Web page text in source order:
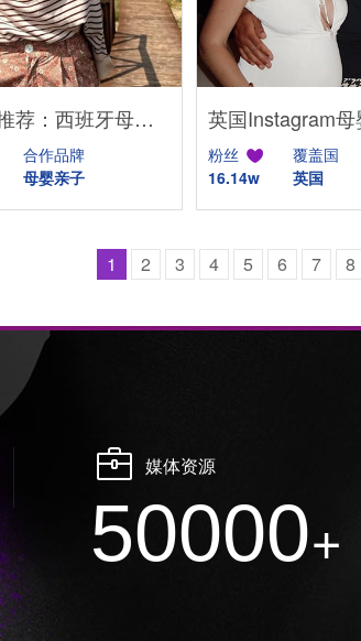
Instagram网红推荐：西班牙母婴亲子家庭博主，出海品牌合作推荐
合作品牌
母婴亲子
粉丝
16.14w
覆盖国
英国
1 2 3 4 5 6 7 8
媒体资源
50000+